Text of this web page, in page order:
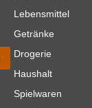
Lebensmittel
Getränke
Drogerie
Haushalt
Spielwaren